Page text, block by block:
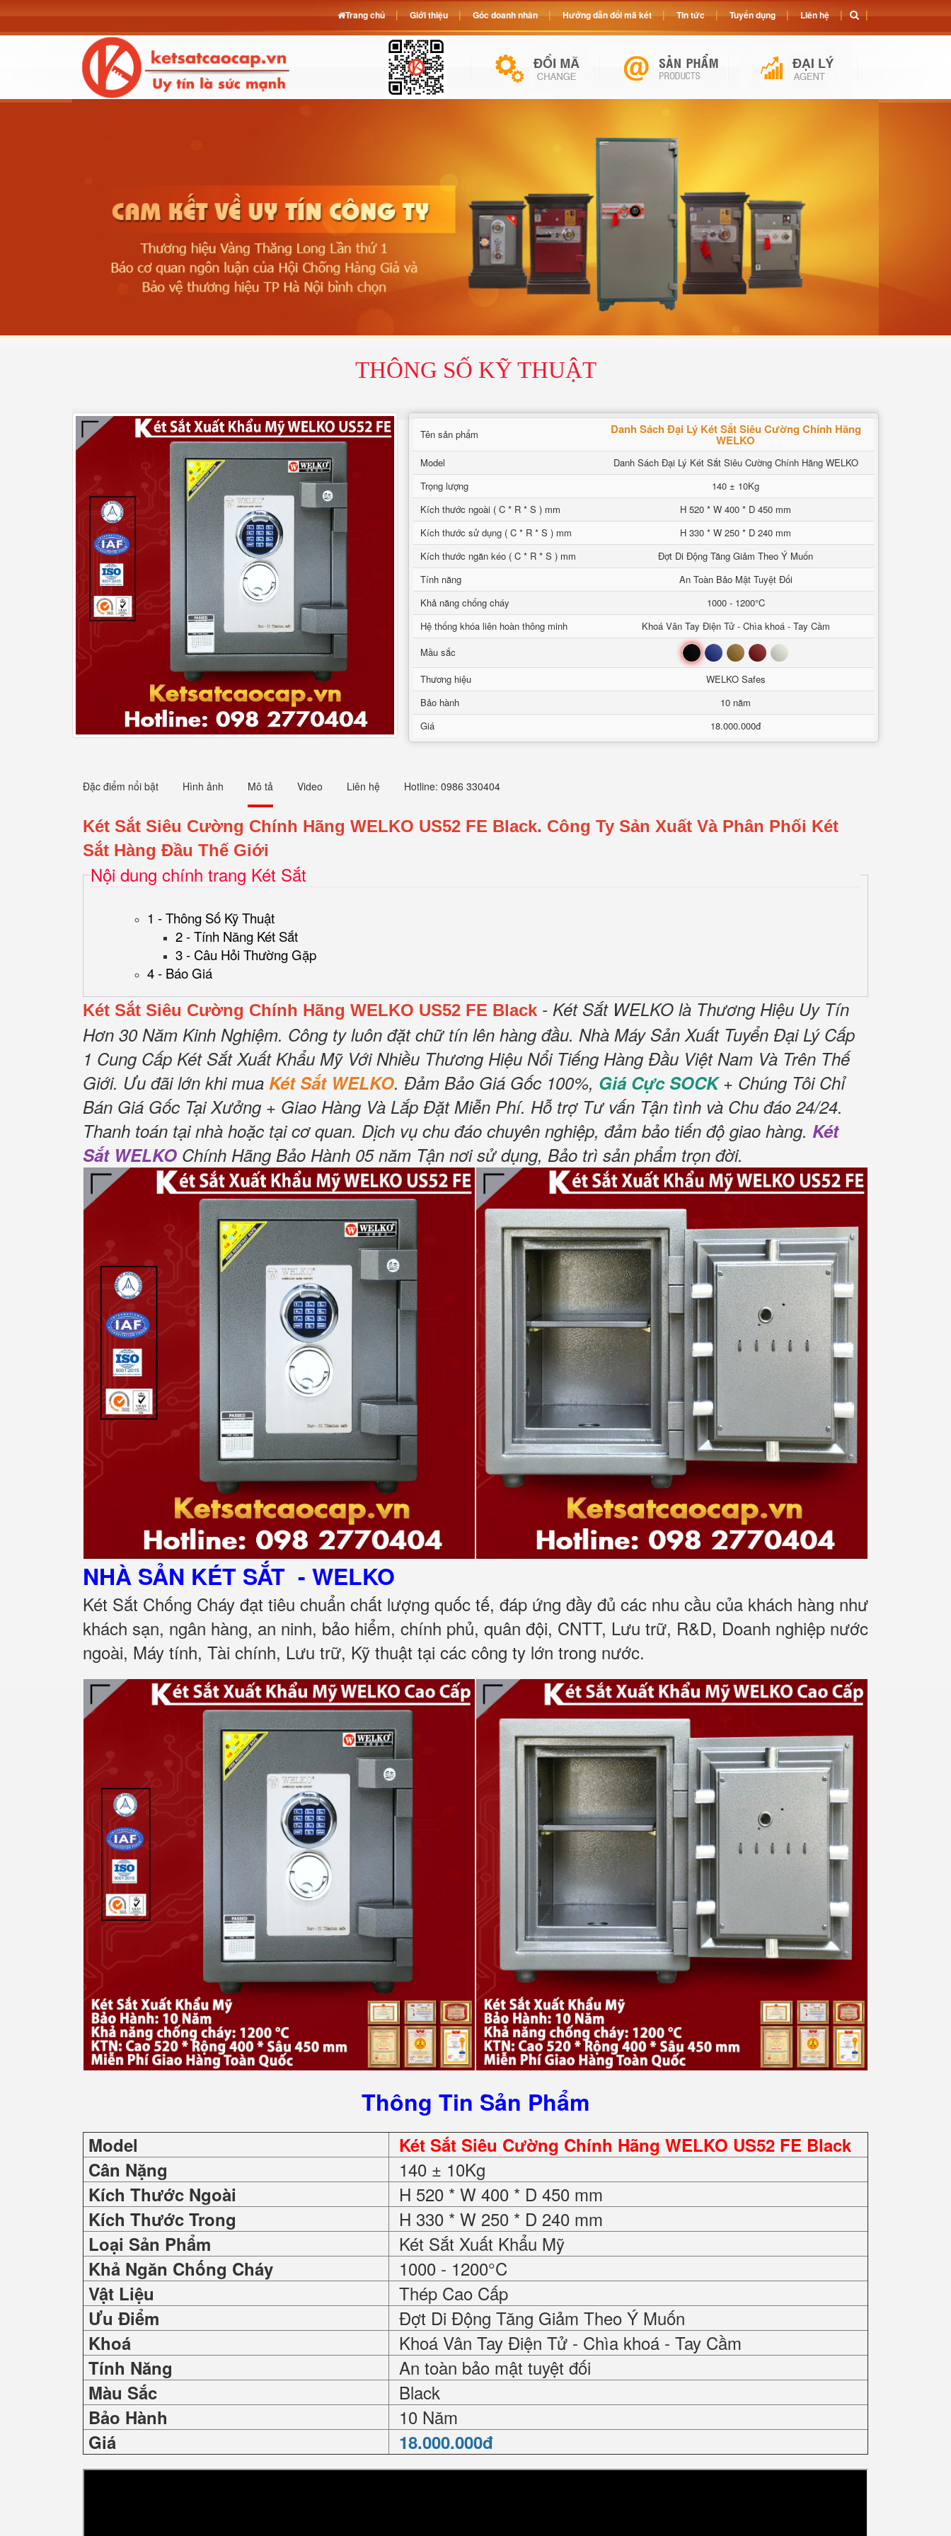
THÔNG SỐ KỸ THUẬT
Tên sản phẩm Danh Sách Đại Lý Két Sắt Siêu Cường Chính Hãng
WELKO
Model
Danh Sách Đại Lý Két Sắt Siêu Cường Chính Hãng WELKO
Trọng lượng
140 ± 10Kg
Kích thước ngoài ( C * R * S ) mm
H 520 * W 400 * D 450 mm
Kích thước sử dụng ( C * R * S ) mm
H 330 * W 250 * D 240 mm
Kích thước ngăn kéo ( C * R * S ) mm
Đợt Di Động Tăng Giảm Theo Ý Muốn
Tính năng
An Toàn Bảo Mật Tuyệt Đối
Khả năng chống cháy
1000 - 1200°C
Hệ thống khóa liên hoàn thông minh
Khoá Vân Tay Điện Tử - Chìa khoá - Tay Cầm
Mầu sắc
Đen Xanh Nâu Đỏ Trắng
Thương hiệu
WELKO Safes
Bảo hành
10 năm
Giá
18.000.000đ
Đặc điểm nổi bật Hình ảnh Mô tả Video Liên hệ Hotline: 0986 330404
Két Sắt Siêu Cường Chính Hãng WELKO US52 FE Black. Công Ty Sản Xuất Và Phân Phối Két
Sắt Hàng Đầu Thế Giới
Nội dung chính trang Két Sắt
1 - Thông Số Kỹ Thuật
2 - Tính Năng Két Sắt
3 - Câu Hỏi Thường Gặp
4 - Báo Giá
Két Sắt Siêu Cường Chính Hãng WELKO US52 FE Black - Két Sắt WELKO là Thương Hiệu Uy Tín
Hơn 30 Năm Kinh Nghiệm. Công ty luôn đặt chữ tín lên hàng đầu. Nhà Máy Sản Xuất Tuyển Đại Lý Cấp
1 Cung Cấp Két Sắt Xuất Khẩu Mỹ Với Nhiều Thương Hiệu Nổi Tiếng Hàng Đầu Việt Nam Và Trên Thế
Giới. Ưu đãi lớn khi mua Két Sắt WELKO. Đảm Bảo Giá Gốc 100%, Giá Cực SOCK+ Chúng Tôi Chỉ
Bán Giá Gốc Tại Xưởng + Giao Hàng Và Lắp Đặt Miễn Phí. Hỗ trợ Tư vấn Tận tình và Chu đáo 24/24.
Thanh toán tại nhà hoặc tại cơ quan. Dịch vụ chu đáo chuyên nghiệp, đảm bảo tiến độ giao hàng. Két
Sắt WELKO Chính Hãng Bảo Hành 05 năm Tận nơi sử dụng, Bảo trì sản phẩm trọn đời.
NHÀ SẢN KÉT SẮT - WELKO
Két Sắt Chống Cháy đạt tiêu chuẩn chất lượng quốc tế, đáp ứng đầy đủ các nhu cầu của khách hàng như
khách sạn, ngân hàng, an ninh, bảo hiểm, chính phủ, quân đội, CNTT, Lưu trữ, R&D, Doanh nghiệp nước
ngoài, Máy tính, Tài chính, Lưu trữ, Kỹ thuật tại các công ty lớn trong nước.
Thông Tin Sản Phẩm
Model
Két Sắt Siêu Cường Chính Hãng WELKO US52 FE Black
Cân Nặng
140 ± 10Kg
Kích Thước Ngoài H 520 * W 400 * D 450 mm
Kích Thước Trong H 330 * W 250 * D 240 mm
Loại Sản Phẩm Két Sắt Xuất Khẩu Mỹ
Khả Ngăn Chống Cháy 1000 - 1200°C
Vật Liệu Thép Cao Cấp
Ưu Điểm Đợt Di Động Tăng Giảm Theo Ý Muốn
Khoá Khoá Vân Tay Điện Tử - Chìa khoá - Tay Cầm
Tính Năng An toàn bảo mật tuyệt đối
Màu Sắc Black
Bảo Hành 10 Năm
Giá 18.000.000đ
Trang chủ Giới thiệu Góc doanh nhân Hướng dẫn đổi mã két Tin tức Tuyển dụng Liên hệ